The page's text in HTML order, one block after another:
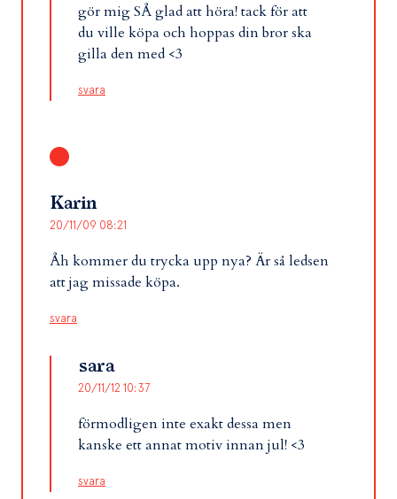
gör mig SÅ glad att höra! tack för att
du ville köpa och hoppas din bror ska
gilla den med <3
svara
Karin
20/11/09 08:21
Åh kommer du trycka upp nya? Är så ledsen
att jag missade köpa.
svara
sara
20/11/12 10:37
förmodligen inte exakt dessa men
kanske ett annat motiv innan jul! <3
svara